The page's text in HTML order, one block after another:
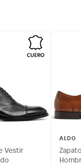
inferior y ropas de
bebés.
Vestir
ALDO